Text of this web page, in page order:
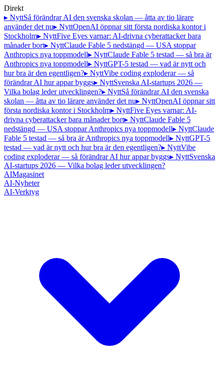
Direkt
▸ NyttSå förändrar AI den svenska skolan — åtta av tio lärare
använder det nu▸ NyttOpenAI öppnar sitt första nordiska kontor i
Stockholm▸ NyttFive Eyes varnar: AI-drivna cyberattacker bara
månader bort▸ NyttClaude Fable 5 nedstängd — USA stoppar
Anthropics nya toppmodell▸ NyttClaude Fable 5 testad — så bra är
Anthropics nya toppmodell▸ NyttGPT-5 testad — vad är nytt och
hur bra är den egentligen?▸ NyttVibe coding exploderar — så
förändrar AI hur appar byggs▸ NyttSvenska AI-startups 2026 —
Vilka bolag leder utvecklingen?▸ NyttSå förändrar AI den svenska
skolan — åtta av tio lärare använder det nu▸ NyttOpenAI öppnar sitt
första nordiska kontor i Stockholm▸ NyttFive Eyes varnar: AI-
drivna cyberattacker bara månader bort▸ NyttClaude Fable 5
nedstängd — USA stoppar Anthropics nya toppmodell▸ NyttClaude
Fable 5 testad — så bra är Anthropics nya toppmodell▸ NyttGPT-5
testad — vad är nytt och hur bra är den egentligen?▸ NyttVibe
coding exploderar — så förändrar AI hur appar byggs▸ NyttSvenska
AI-startups 2026 — Vilka bolag leder utvecklingen?
AIMagasinet
AI-Nyheter
AI-Verktyg